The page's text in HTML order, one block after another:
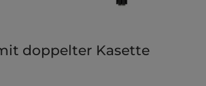
doppelter Kasette